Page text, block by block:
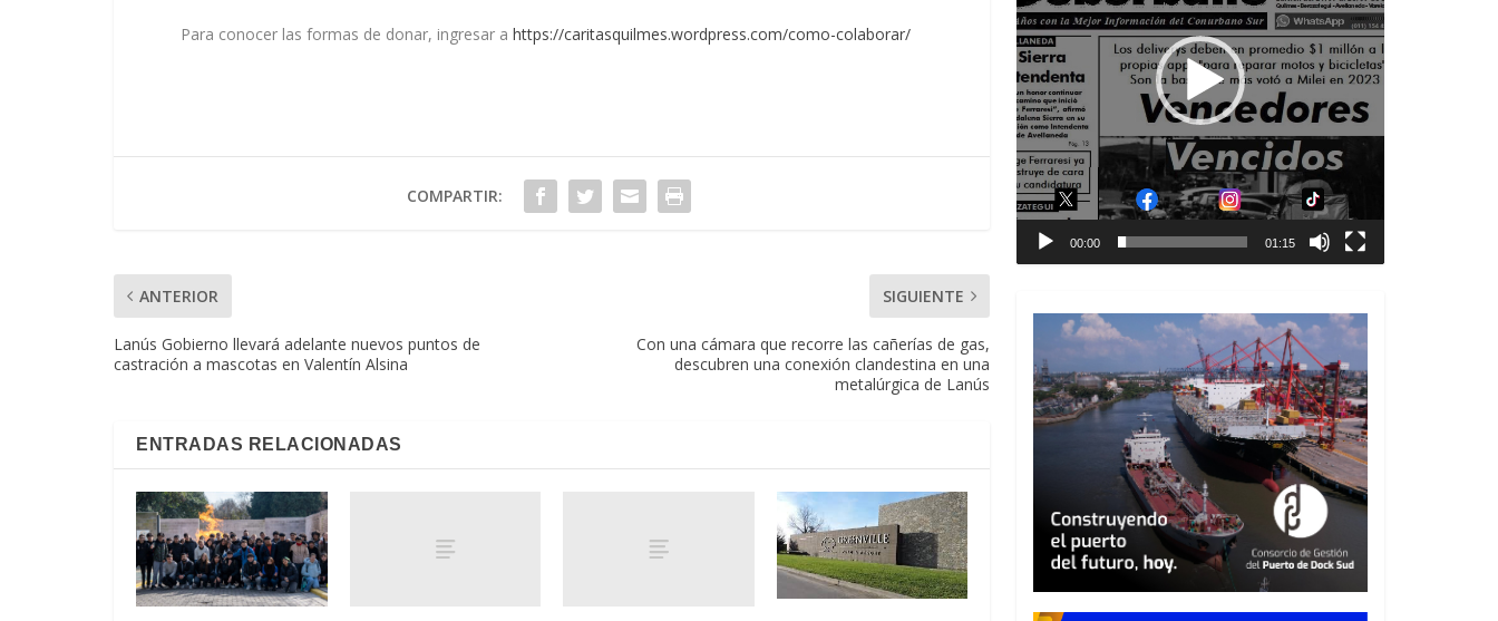
Para conocer las formas de donar, ingresar a https://caritasquilmes.wordpress.com/como-colaborar/
COMPARTIR:
ANTERIOR
Lanús Gobierno llevará adelante nuevos puntos de
castración a mascotas en Valentín Alsina
SIGUIENTE
Con una cámara que recorre las cañerías de gas,
descubren una conexión clandestina en una
metalúrgica de Lanús
ENTRADAS RELACIONADAS
00:00 01:15